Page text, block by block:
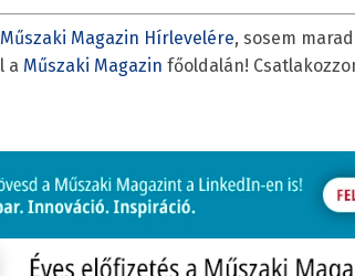
Műszaki Magazin Hírlevelére, sosem
a Műszaki Magazin főoldalán!